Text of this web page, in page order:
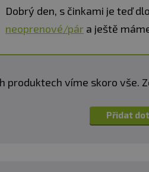
Dobrý den, s činkami je teď
neoprenové/pár a ještě
produktech víme skoro vše.
Přidat